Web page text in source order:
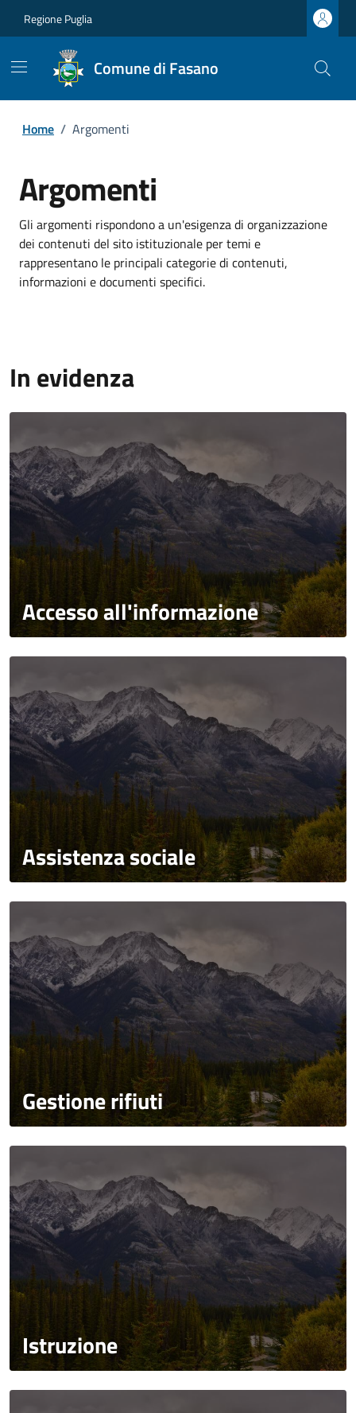
Regione Puglia
Comune di Fasano
Home / Argomenti
Argomenti
Gli argomenti rispondono a un'esigenza di organizzazione
dei contenuti del sito istituzionale per temi e
rappresentano le principali categorie di contenuti,
informazioni e documenti specifici.
In evidenza
Accesso all'informazione
Assistenza sociale
Gestione rifiuti
Istruzione